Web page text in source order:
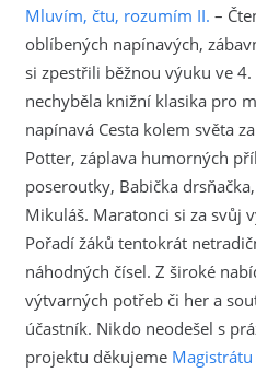
Mluvím, čtu, rozumím II. –
oblíbených napínavých,
si zpestřili běžnou výuku ve
nechyběla knižní klasika pro
napínavá Cesta kolem světa
Potter, záplava humorných
poseroutky, Babička
Mikuláš. Maratonci si za svůj
Pořadí žáků tentokrát
náhodných čísel. Z široké
výtvarných potřeb či her a
účastník. Nikdo neodešel s
projektu děkujeme